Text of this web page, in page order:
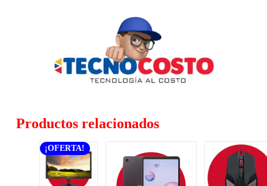
Productos relacionados
¡OFERTA!